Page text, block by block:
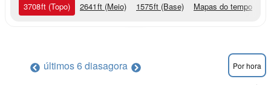
3708ft (Topo) 2641ft (Meio) 1575ft (Base) Mapas do tempo
últimos 6 diasagora Por hora